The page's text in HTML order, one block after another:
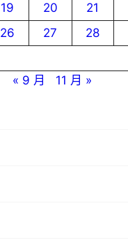
19 20 21
26 27 28
« 9 月
11 月 »